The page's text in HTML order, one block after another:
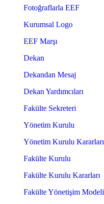
Fotoğraflarla EEF
Kurumsal Logo
EEF Marşı
Dekan
Dekandan Mesaj
Dekan Yardımcıları
Fakülte Sekreteri
Yönetim Kurulu
Yönetim Kurulu Kararları
Fakülte Kurulu
Fakülte Kurulu Kararları
Fakülte Yönetişim Modeli